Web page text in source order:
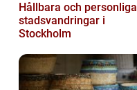
Hållbara och personliga
stadsvandringar i
Stockholm